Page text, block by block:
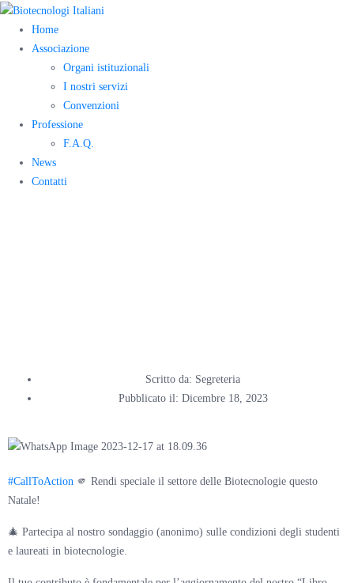
Home
Associazione
Organi istituzionali
I nostri servizi
Convenzioni
Professione
F.A.Q.
News
Contatti
Scritto da: Segreteria
Pubblicato il: Dicembre 18, 2023
#CallToAction 🫵 Rendi speciale il settore delle Biotecnologie questo
Natale!
🎄 Partecipa al nostro sondaggio (anonimo) sulle condizioni degli studenti
e laureati in biotecnologie.